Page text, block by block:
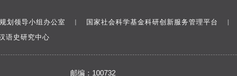
划领导小组办公室 ｜ 国家社会科学基金科研创新服务管理平台 ｜
语史研究中心
邮编：100732